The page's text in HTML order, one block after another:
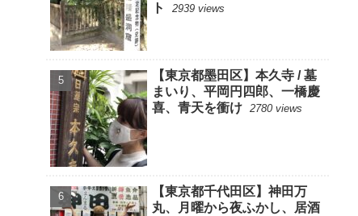
ト
2939 views
【東京都墨田区】本久寺 / 墓
まいり、平岡円四郎、一橋慶
喜、青天を衝け 2780 views
【東京都千代田区】神田万
丸、月曜から夜ふかし、居酒